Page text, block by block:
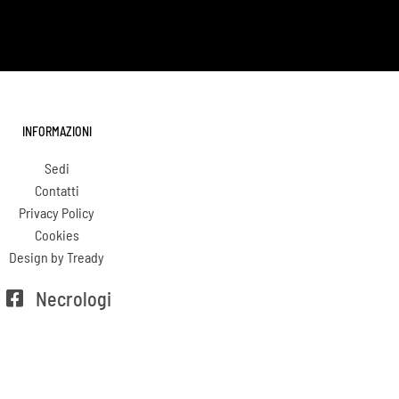
INFORMAZIONI
Sedi
Contatti
Privacy Policy
Cookies
Design by Tready
Necrologi